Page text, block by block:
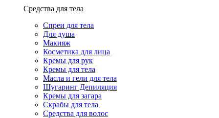
Средства для тела
Спреи для тела
Для душа
Макияж
Косметика для лица
Кремы для рук
Кремы для тела
Масла и гели для тела
Шугаринг Депиляция
Кремы для загара
Скрабы для тела
Средства для волос